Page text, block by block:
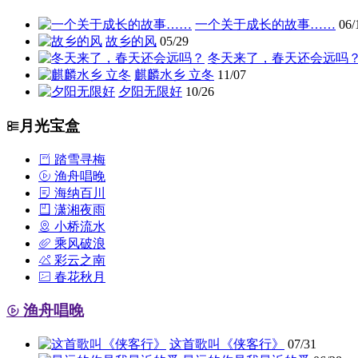
一个关于成长的故事…… 06/
故乡的风 05/29
冬天来了，春天还会远吗？
麒麟水乡 立冬 11/07
夕阳无限好 10/26
月光宝盒
踏雪寻梅
渔舟唱晚
海纳百川
潇湘夜雨
小桥流水
乘风破浪
彩云之南
春花秋月
渔舟唱晚
这首歌叫《侠客行》
07/31